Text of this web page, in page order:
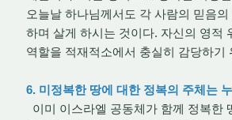
오늘날 하나님께서도 각 사람의 믿음
하며 살게 하시는 것이다. 자신의 영적
역할을 적재적소에서 충실히 감당하기
6. 미정복한 땅에 대한 정복의 주체는
이미 이스라엘 공동체가 함께 정복한